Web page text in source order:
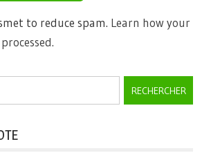
to reduce spam. Learn how your